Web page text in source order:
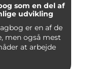
som en del af
udvikling
er en af de
men også mest
at arbejde